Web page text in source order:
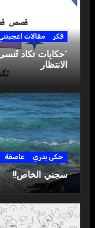
فكر مقالات
“حكايات تكاد
الانتظار
حكى بدري عاصفة
سجني الخاص!!